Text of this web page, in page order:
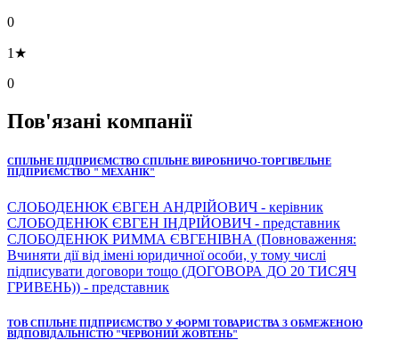
0
1★
0
Пов'язані компанії
СПІЛЬНЕ ПІДПРИЄМСТВО СПІЛЬНЕ ВИРОБНИЧО-ТОРГІВЕЛЬНЕ
ПІДПРИЄМСТВО " МЕХАНІК"
СЛОБОДЕНЮК ЄВГЕН АНДРІЙОВИЧ - керівник
СЛОБОДЕНЮК ЄВГЕН ІНДРІЙОВИЧ - представник
СЛОБОДЕНЮК РИММА ЄВГЕНІВНА (Повноваження:
Вчиняти дії від імені юридичної особи, у тому числі
підписувати договори тощо (ДОГОВОРА ДО 20 ТИСЯЧ
ГРИВЕНЬ)) - представник
ТОВ СПІЛЬНЕ ПІДПРИЄМСТВО У ФОРМІ ТОВАРИСТВА З ОБМЕЖЕНОЮ
ВІДПОВІДАЛЬНІСТЮ "ЧЕРВОНИЙ ЖОВТЕНЬ"